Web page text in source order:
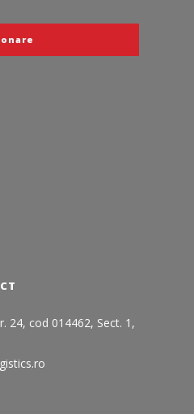
24, cod 014462, Sect. 1,